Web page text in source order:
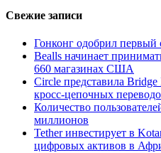
Свежие записи
Гонконг одобрил
Bealls начинает
660 магазинах США
Circle представила
кросс-цепочных
Количество
миллионов
Tether инвестирует в
цифровых активов в